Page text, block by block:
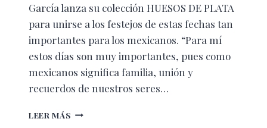
García lanza su colección HUESOS DE PLATA
para unirse a los festejos de estas fechas tan
importantes para los mexicanos. “Para mí
estos días son muy importantes, pues como
mexicanos significa familia, unión y
recuerdos de nuestros seres…
LEER MÁS ENRIQUE